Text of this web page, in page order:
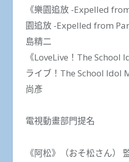
《樂園追放 -Expelled
園追放 -Expelled from
島精二
《LoveLive！The School
ライブ！The School Idol
尚彥
電視動畫部門提名
《阿松》（おそ松さん）